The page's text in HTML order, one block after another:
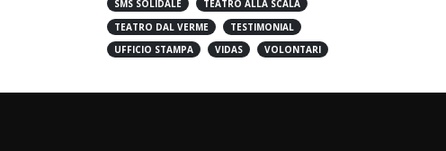
SMS SOLIDALE
TEATRO ALLA SCALA
TEATRO DAL VERME
TESTIMONIAL
UFFICIO STAMPA
VIDAS VOLONTARI